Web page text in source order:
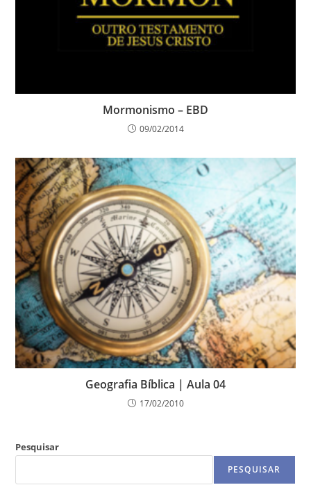
Mormonismo – EBD
09/02/2014
Geografia Bíblica | Aula 04
17/02/2010
Pesquisar
PESQUISAR